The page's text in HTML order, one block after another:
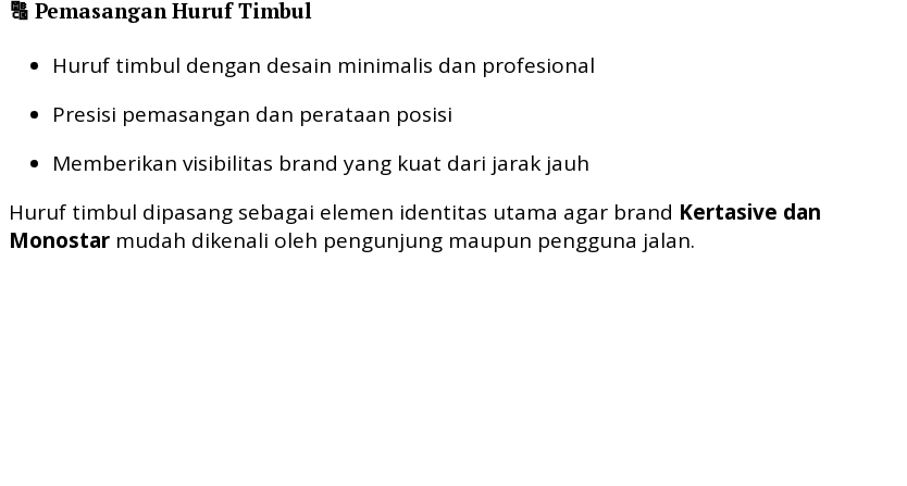
🔠 Pemasangan Huruf Timbul
Huruf timbul dengan desain minimalis dan profesional
Presisi pemasangan dan perataan posisi
Memberikan visibilitas brand yang kuat dari jarak jauh
Huruf timbul dipasang sebagai elemen identitas utama agar brand Kertasive dan
Monostar mudah dikenali oleh pengunjung maupun pengguna jalan.